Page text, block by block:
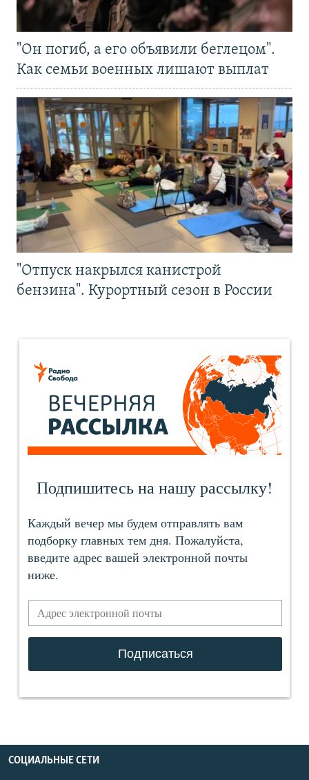
"Он погиб, а его объявили беглецом".
Как семьи военных лишают выплат
"Отпуск накрылся канистрой
бензина". Курортный сезон в России
СОЦИАЛЬНЫЕ СЕТИ